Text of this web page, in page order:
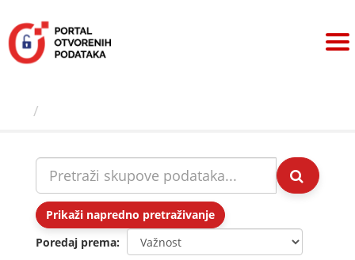
sadržaj
Prikaži napredno pretraživanje
Poredaj prema